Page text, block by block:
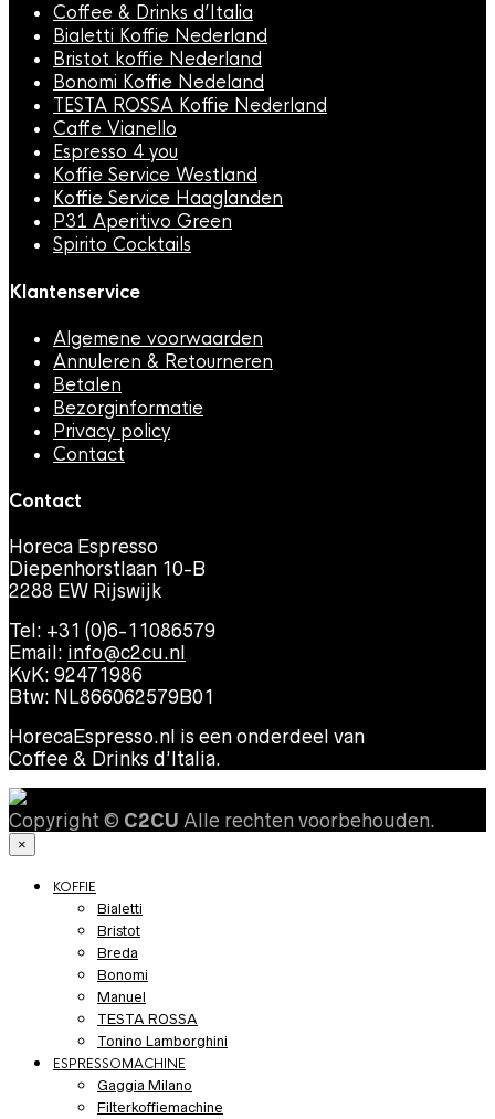
Coffee & Drinks d’Italia
Bialetti Koffie Nederland
Bristot koffie Nederland
Bonomi Koffie Nedeland
TESTA ROSSA Koffie Nederland
Caffe Vianello
Espresso 4 you
Koffie Service Westland
Koffie Service Haaglanden
P31 Aperitivo Green
Spirito Cocktails
Klantenservice
Algemene voorwaarden
Annuleren & Retourneren
Betalen
Bezorginformatie
Privacy policy
Contact
Contact
Horeca Espresso
Diepenhorstlaan 10-B
2288 EW Rijswijk
Tel: +31 (0)6-11086579
Email: info@c2cu.nl
KvK: 92471986
Btw: NL866062579B01
HorecaEspresso.nl is een onderdeel van
Coffee & Drinks d’Italia.
Copyright © C2CU Alle rechten voorbehouden.
×
KOFFIE
Bialetti
Bristot
Breda
Bonomi
Manuel
TESTA ROSSA
Tonino Lamborghini
ESPRESSOMACHINE
Gaggia Milano
Filterkoffiemachine